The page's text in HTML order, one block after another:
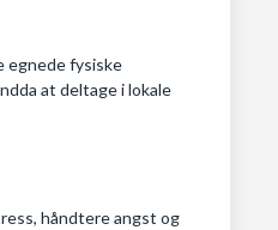
egnede fysiske
at deltage i lokale
håndtere angst og